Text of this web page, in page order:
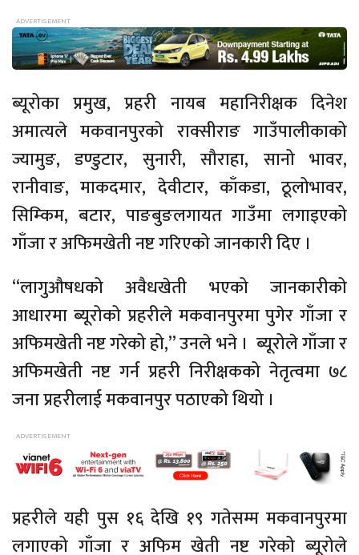
ब्यूरोका प्रमुख, प्रहरी नायब महानिरीक्षक दिनेश
अमात्यले मकवानपुरको राक्सीराङ गाउँपालीकाको
ज्यामुङ, डण्डुटार, सुनारी, सौराहा, सानो भावर,
रानीवाङ, माकदमार, देवीटार, काँकडा, ठूलोभावर,
सिम्किम, बटार, पाङबुङलगायत गाउँमा लगाइएको
गाँजा र अफिमखेती नष्ट गरिएको जानकारी दिए ।
“लागुऔषधको अवैधखेती भएको जानकारीको
आधारमा ब्यूरोको प्रहरीले मकवानपुरमा पुगेर गाँजा र
अफिमखेती नष्ट गरेको हो,” उनले भने । ब्यूरोले गाँजा र
अफिमखेती नष्ट गर्न प्रहरी निरीक्षकको नेतृत्वमा ७८
जना प्रहरीलाई मकवानपुर पठाएको थियो ।
प्रहरीले यही पुस १६ देखि १९ गतेसम्म मकवानपुरमा
लगाएको गाँजा र अफिम खेती नष्ट गरेको ब्यूरोले